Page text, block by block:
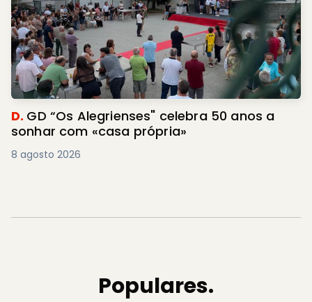
D. GD “Os Alegrienses" celebra 50 anos a
sonhar com «casa própria»
8 agosto 2026
Populares.